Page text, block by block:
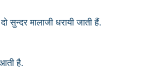
सुन्दर मालाजी धरायी जाती हैं.
है.